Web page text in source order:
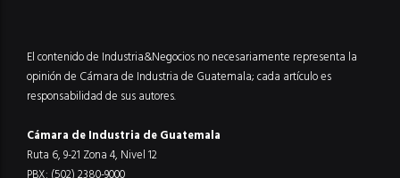
El contenido de Industria&Negocios no necesariamente representa la
opinión de Cámara de Industria de Guatemala; cada artículo es
responsabilidad de sus autores.
Cámara de Industria de Guatemala
Ruta 6, 9-21 Zona 4, Nivel 12
PBX: (502) 2380-9000